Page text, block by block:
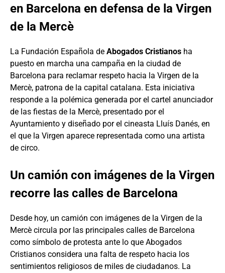
en Barcelona en defensa de la Virgen
de la Mercè
La Fundación Española de Abogados Cristianos ha
puesto en marcha una campaña en la ciudad de
Barcelona para reclamar respeto hacia la Virgen de la
Mercè, patrona de la capital catalana. Esta iniciativa
responde a la polémica generada por el cartel anunciador
de las fiestas de la Mercè, presentado por el
Ayuntamiento y diseñado por el cineasta Lluís Danés, en
el que la Virgen aparece representada como una artista
de circo.
Un camión con imágenes de la Virgen
recorre las calles de Barcelona
Desde hoy, un camión con imágenes de la Virgen de la
Mercè circula por las principales calles de Barcelona
como símbolo de protesta ante lo que Abogados
Cristianos considera una falta de respeto hacia los
sentimientos religiosos de miles de ciudadanos. La